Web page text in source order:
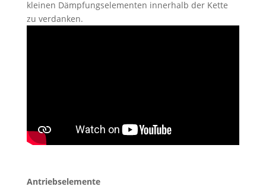
kleinen Dämpfungselementen innerhalb der Kette
zu verdanken.
Antriebselemente